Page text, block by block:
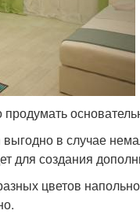
выгодно в случае
для создания
цветов